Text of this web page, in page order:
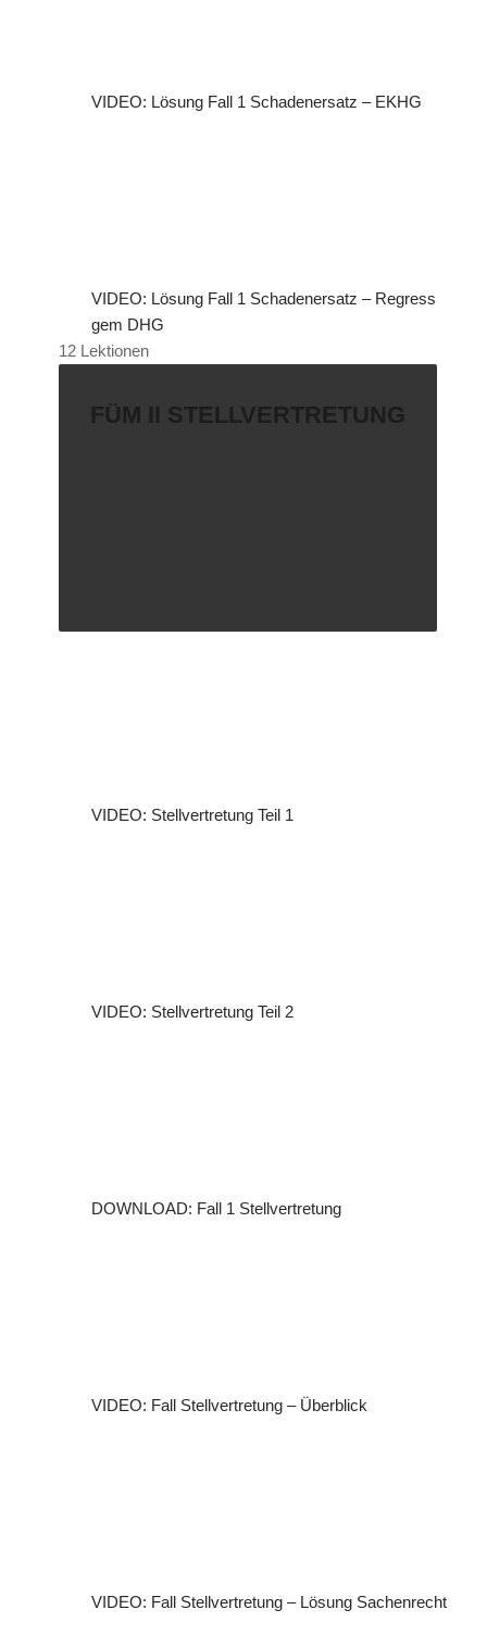
VIDEO: Lösung Fall 1 Schadenersatz – EKHG
VIDEO: Lösung Fall 1 Schadenersatz – Regress
gem DHG
12 Lektionen
FÜM II STELLVERTRETUNG
VIDEO: Stellvertretung Teil 1
VIDEO: Stellvertretung Teil 2
DOWNLOAD: Fall 1 Stellvertretung
VIDEO: Fall Stellvertretung – Überblick
VIDEO: Fall Stellvertretung – Lösung Sachenrecht